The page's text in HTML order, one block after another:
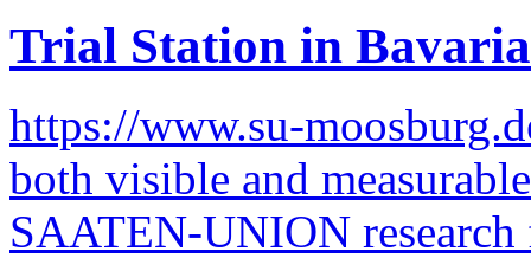
Trial Station in
https://www.su-
both visible and
SAATEN-UNION